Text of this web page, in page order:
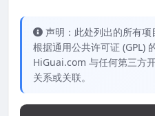
声明：此处列出的所有
根据通用公共许可证 (GPL)
HiGuai.com 与任何第三方
关系或关联。